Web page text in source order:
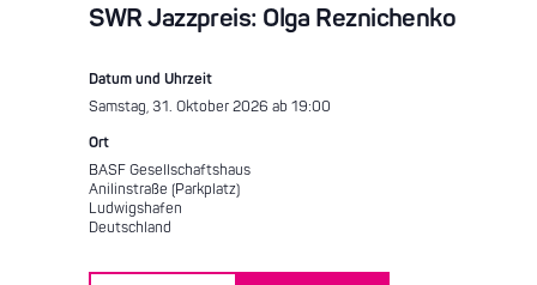
SWR Jazzpreis: Olga Reznichenko
Datum und Uhrzeit
Samstag, 31. Oktober 2026 ab 19:00
Ort
BASF Gesellschaftshaus
Anilinstraße (Parkplatz)
Ludwigshafen
Deutschland